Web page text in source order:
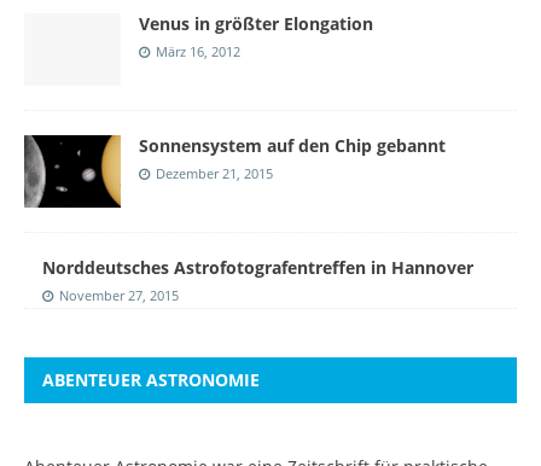
Venus in größter Elongation
März 16, 2012
Sonnensystem auf den Chip gebannt
Dezember 21, 2015
Norddeutsches Astrofotografentreffen in Hannover
November 27, 2015
ABENTEUER ASTRONOMIE